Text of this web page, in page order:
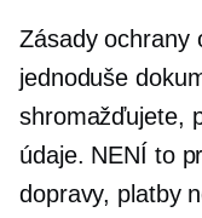
Zásady ochrany
jednoduše
shromažďujete,
údaje. NENÍ to
dopravy, platby